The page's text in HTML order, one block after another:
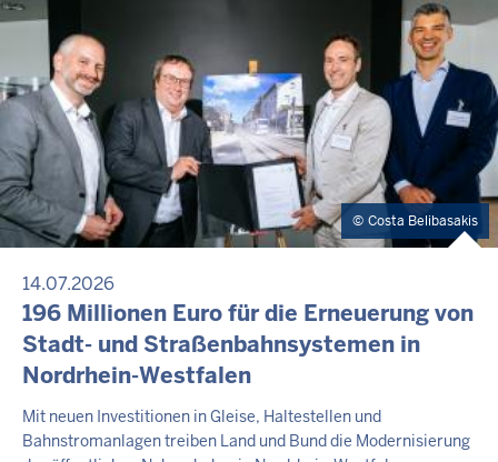
Costa Belibasakis
14.07.2026
196 Millionen Euro für die Erneuerung von
Stadt- und Straßenbahnsystemen in
Nordrhein-Westfalen
Mit neuen Investitionen in Gleise, Haltestellen und
Bahnstromanlagen treiben Land und Bund die Modernisierung